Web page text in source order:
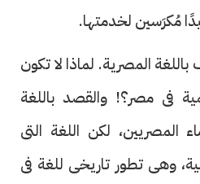
مُكرَسين لخدمتها.
المصرية. لماذا لا تكون
فى مصر؟! والقصد باللغة
المصريين، لكن اللغة التى
وهى تطور تاريخى للغة فى